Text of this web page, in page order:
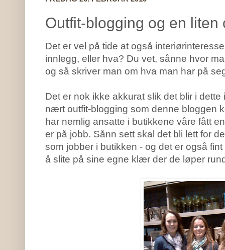
Outfit-blogging og en liten
Det er vel på tide at også
innlegg, eller hva? Du vet, sånne hvor
og så skriver man om hva man har på
Det er nok ikke akkurat slik det blir i
nært outfit-blogging som denne bloggen
har nemlig ansatte i butikkene våre fått
er på jobb. Sånn sett skal det bli lett for
som jobber i butikken - og det er også
å slite på sine egne klær der de løper